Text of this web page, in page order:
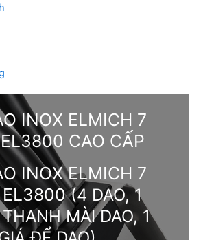
INOX ELMICH 7
CAO CẤP
INOX ELMICH 7
(4 DAO, 1
THANH MÀI DAO, 1